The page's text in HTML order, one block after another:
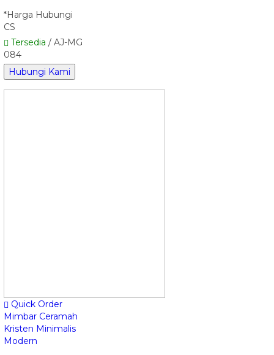
*Harga Hubungi
CS
Tersedia / AJ-MG
084
Hubungi Kami
Quick Order
Mimbar Ceramah
Kristen Minimalis
Modern